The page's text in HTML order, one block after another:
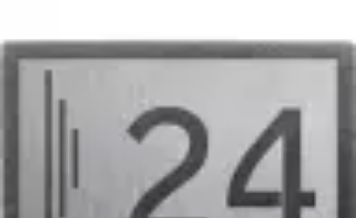
Flug und Reiseangebote